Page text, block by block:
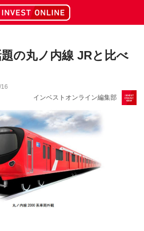
の丸ノ内線 JRと比べ
インベストオンライン編集部